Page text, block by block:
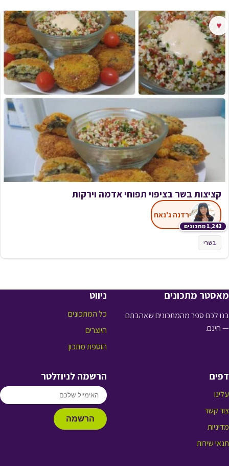
♥
קציצות בשר בציפוי תפוחי אדמה וירקות
1,243 מתכונים
ירדנה ג'נאח
בשרי
מאסטר מתכונים
בנו לכם ספר מהמתכונים שאהבתם
— חינם.
ניווט
כל המתכונים
היוצרים
הוספת מתכון
דפים
עלינו
צור קשר
מדיניות
תנאי שירות
הרשמה לניוזלטר
הרשמה